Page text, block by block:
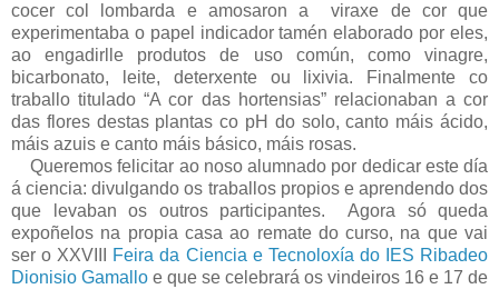
cocer col lombarda e amosaron a viraxe de cor que
experimentaba o papel indicador tamén elaborado por eles,
ao engadirlle produtos de uso común, como vinagre,
bicarbonato, leite, deterxente ou lixivia. Finalmente co
traballo titulado “A cor das hortensias” relacionaban a cor
das flores destas plantas co pH do solo, canto máis ácido,
máis azuis e canto máis básico, máis rosas.
Queremos felicitar ao noso alumnado por dedicar este día
á ciencia: divulgando os traballos propios e aprendendo dos
que levaban os outros participantes. Agora só queda
expoñelos na propia casa ao remate do curso, na que vai
ser o XXVIII Feira da Ciencia e Tecnoloxía do IES Ribadeo
Dionisio Gamallo e que se celebrará os vindeiros 16 e 17 de